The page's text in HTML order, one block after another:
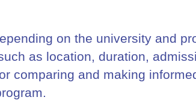
on the university and
as location, duration,
comparing and making